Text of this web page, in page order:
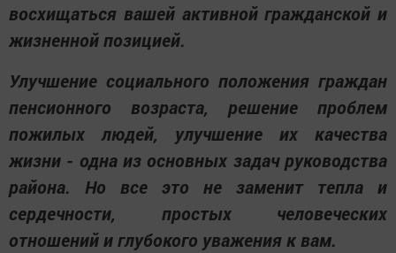
восхищаться вашей активной гражданской и
жизненной позицией.
Улучшение социального положения граждан
пенсионного возраста, решение проблем
пожилых людей, улучшение их качества
жизни - одна из основных задач руководства
района. Но все это не заменит тепла и
сердечности, простых человеческих
отношений и глубокого уважения к вам.